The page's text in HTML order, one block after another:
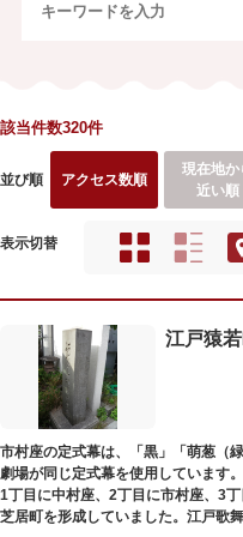
該当件数320件
並び順 アクセス数順
現在地か
近い順
表示切替
江戸猿
市村座の定式幕は、「黒」「萌葱（
劇場が同じ定式幕を使用しています
1丁目に中村座、2丁目に市村座、3
芝居町を形成していました。江戸歌